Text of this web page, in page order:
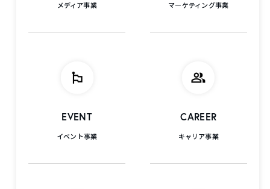
メディア事業 マーケティング事業
EVENT
イベント事業
CAREER
キャリア事業